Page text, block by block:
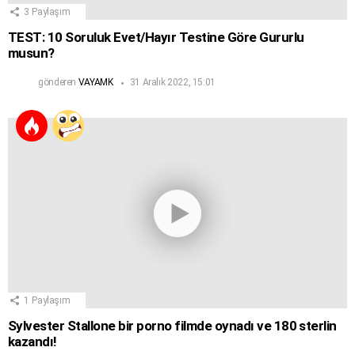
3 Paylaşım
TEST: 10 Soruluk Evet/Hayır Testine Göre Gururlu
musun?
gönderen VAYAMK 31 Aralık 2022, 15:01
1 Paylaşım
Sylvester Stallone bir porno filmde oynadı ve 180 sterlin
kazandı!